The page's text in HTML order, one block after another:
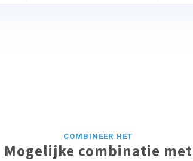
COMBINEER HET
Mogelijke combinatie met